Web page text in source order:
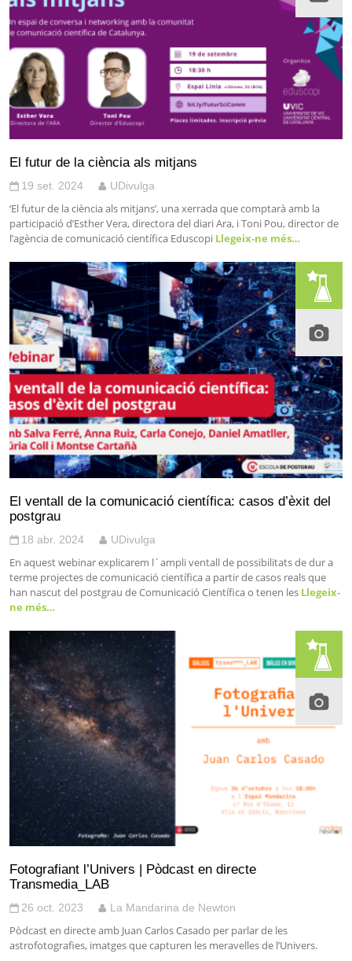
El futur de la ciència als mitjans
19 set. 2024 UDivulga
‘El futur de la ciència als mitjans’, una xerrada que comptarà amb la
participació d’Esther Vera, directora del diari Ara, i Toni Pou, director de
l’agència de comunicació científica Eduscopi Llegeix-ne més…
El ventall de la comunicació científica: casos d’èxit del
postgrau
18 abr. 2024 UDivulga
En aquest webinar explicarem l´ampli ventall de possibilitats de dur a
terme projectes de comunicació científica a partir de casos reals que
han nascut del postgrau de Comunicació Científica o tenen les Llegeix-
ne més…
Fotografiant l’Univers | Pòdcast en directe
Transmedia_LAB
26 oct. 2023 La Mandarina de Newton
Pòdcast en directe amb Juan Carlos Casado per parlar de les
astrofotografies, imatges que capturen les meravelles de l’Univers.